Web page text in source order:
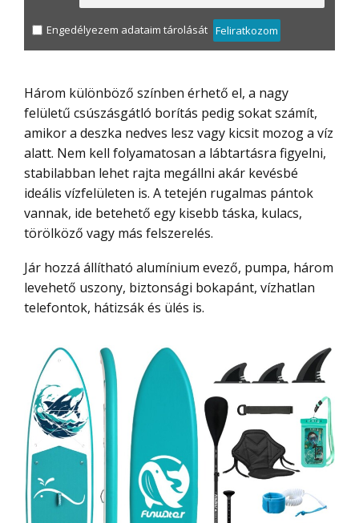
Engedélyezem adataim tárolását Feliratkozom
Három különböző színben érhető el, a nagy
felületű csúszásgátló borítás pedig sokat számít,
amikor a deszka nedves lesz vagy kicsit mozog a víz
alatt. Nem kell folyamatosan a lábtartásra figyelni,
stabilabban lehet rajta megállni akár kevésbé
ideális vízfelületen is. A tetején rugalmas pántok
vannak, ide betehető egy kisebb táska, kulacs,
törölköző vagy más felszerelés.
Jár hozzá állítható alumínium evező, pumpa, három
levehető uszony, biztonsági bokapánt, vízhatlan
telefontok, hátizsák és ülés is.